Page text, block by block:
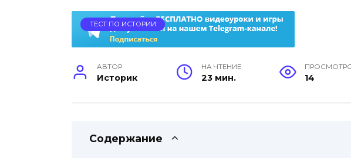
ТЕСТ ПО ИСТОРИИ
АВТОР
Историк
НА ЧТЕНИЕ
23 мин. 14
Содержание